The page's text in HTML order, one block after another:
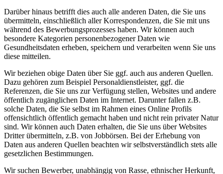
Darüber hinaus betrifft dies auch alle anderen Daten, die Sie uns
übermitteln, einschließlich aller Korrespondenzen, die Sie mit uns
während des Bewerbungsprozesses haben. Wir können auch
besondere Kategorien personenbezogener Daten wie
Gesundheitsdaten erheben, speichern und verarbeiten wenn Sie uns
diese mitteilen.
Wir beziehen obige Daten über Sie ggf. auch aus anderen Quellen.
Dazu gehören zum Beispiel Personaldienstleister, ggf. die
Referenzen, die Sie uns zur Verfügung stellen, Websites und andere
öffentlich zugänglichen Daten im Internet. Darunter fallen z.B.
solche Daten, die Sie selbst im Rahmen eines Online Profils
offensichtlich öffentlich gemacht haben und nicht rein privater Natur
sind. Wir können auch Daten erhalten, die Sie uns über Websites
Dritter übermitteln, z.B. von Jobbörsen. Bei der Erhebung von
Daten aus anderen Quellen beachten wir selbstverständlich stets alle
gesetzlichen Bestimmungen.
Wir suchen Bewerber, unabhängig von Rasse, ethnischer Herkunft,